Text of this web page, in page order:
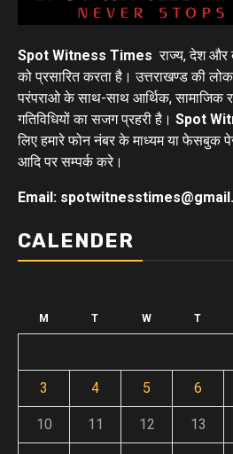
Spot Witness Times राज्य, देश और
को प्रसारित करता है। उत्तराखण्ड की
परंपराओ के साथ-साथ आर्थिक, सामाजिक
गतिविधियों का सजग प्रहरी है। Spot
लिए हमारे फोन नंबर के माध्यम या फेसबुक
आदि पर सम्पर्क करे।
Email:
CALENDER
M T W T
3 4 5 6
10 11 12 13